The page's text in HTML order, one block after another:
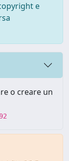
e
o creare un